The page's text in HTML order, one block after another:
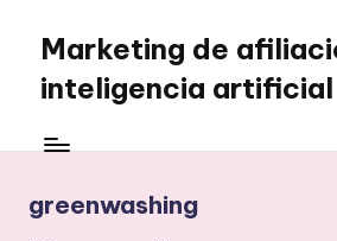
Saltar
contenido
Marketing de
inteligencia artificial
greenwashing